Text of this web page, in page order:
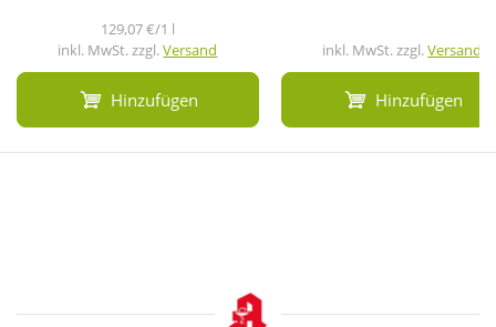
129,07 €/1 l
inkl. MwSt. zzgl.Versand
Hinzufügen
inkl. MwSt. zzgl.Versand
Hinzufügen